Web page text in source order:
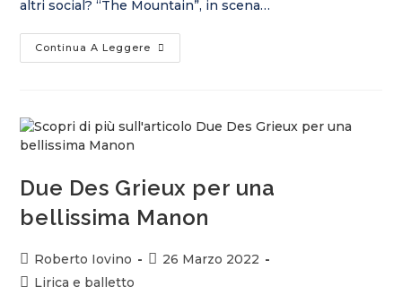
altri social? “The Mountain”, in scena…
Continua A Leggere
Due Des Grieux per una
bellissima Manon
Roberto Iovino
26 Marzo 2022
Lirica e balletto